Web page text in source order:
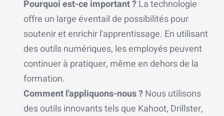
Pourquoi est-ce important ?La technologie
offre un large éventail de possibilités pour
soutenir et enrichir l'apprentissage. En utilisant
des outils numériques, les employés peuvent
continuer à pratiquer, même en dehors de la
formation.
Comment l'appliquons-nous ?Nous utilisons
des outils innovants tels que Kahoot, Drillster,